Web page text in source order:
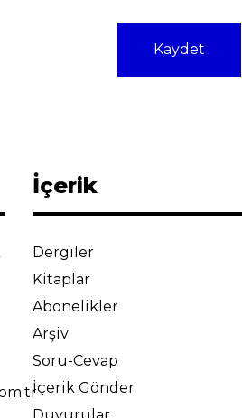
Kaydet
İçerik
Dergiler
Kitaplar
Abonelikler
Arşiv
Soru-Cevap
İçerik Gönder
Duyurular